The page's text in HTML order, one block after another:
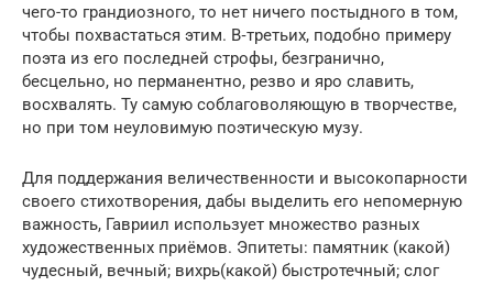
чего-то грандиозного, то нет ничего постыдного в том,
чтобы похвастаться этим. В‑третьих, подобно примеру
поэта из его последней строфы, безгранично,
бесцельно, но перманентно, резво и яро славить,
восхвалять. Ту самую соблаговоляющую в творчестве,
но при том неуловимую поэтическую музу.
Для поддержания величественности и высокопарности
своего стихотворения, дабы выделить его непомерную
важность, Гавриил использует множество разных
художественных приёмов. Эпитеты: памятник (какой)
чудесный, вечный; вихрь(какой) быстротечный; слог